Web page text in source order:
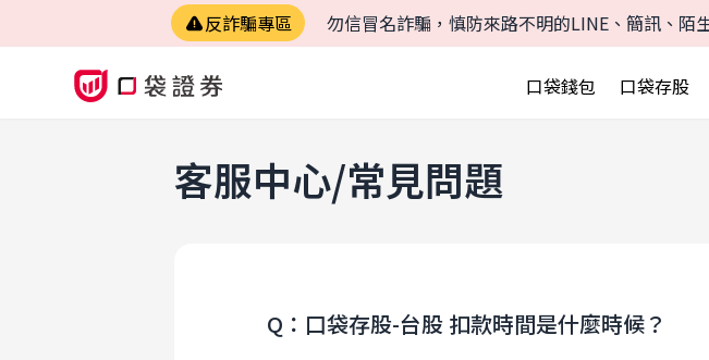
反詐騙專區 勿信冒名詐騙，慎防來路不明的LINE、簡訊、陌
口袋錢包 口袋存股
客服中心/常見問題
Q：口袋存股-台股 扣款時間是什麼時候？